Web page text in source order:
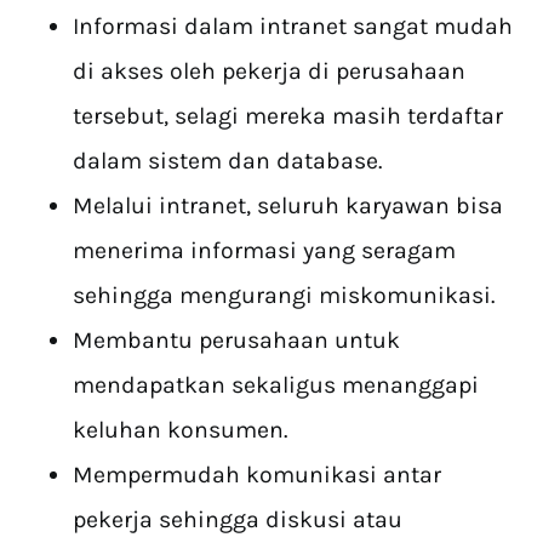
Informasi dalam intranet sangat mudah
di akses oleh pekerja di perusahaan
tersebut, selagi mereka masih terdaftar
dalam sistem dan database.
Melalui intranet, seluruh karyawan bisa
menerima informasi yang seragam
sehingga mengurangi miskomunikasi.
Membantu perusahaan untuk
mendapatkan sekaligus menanggapi
keluhan konsumen.
Mempermudah komunikasi antar
pekerja sehingga diskusi atau